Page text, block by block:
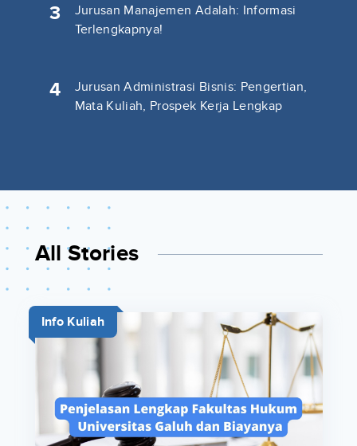
3
Jurusan Manajemen Adalah: Informasi
Terlengkapnya!
4
Jurusan Administrasi Bisnis: Pengertian,
Mata Kuliah, Prospek Kerja Lengkap
All Stories
Info Kuliah